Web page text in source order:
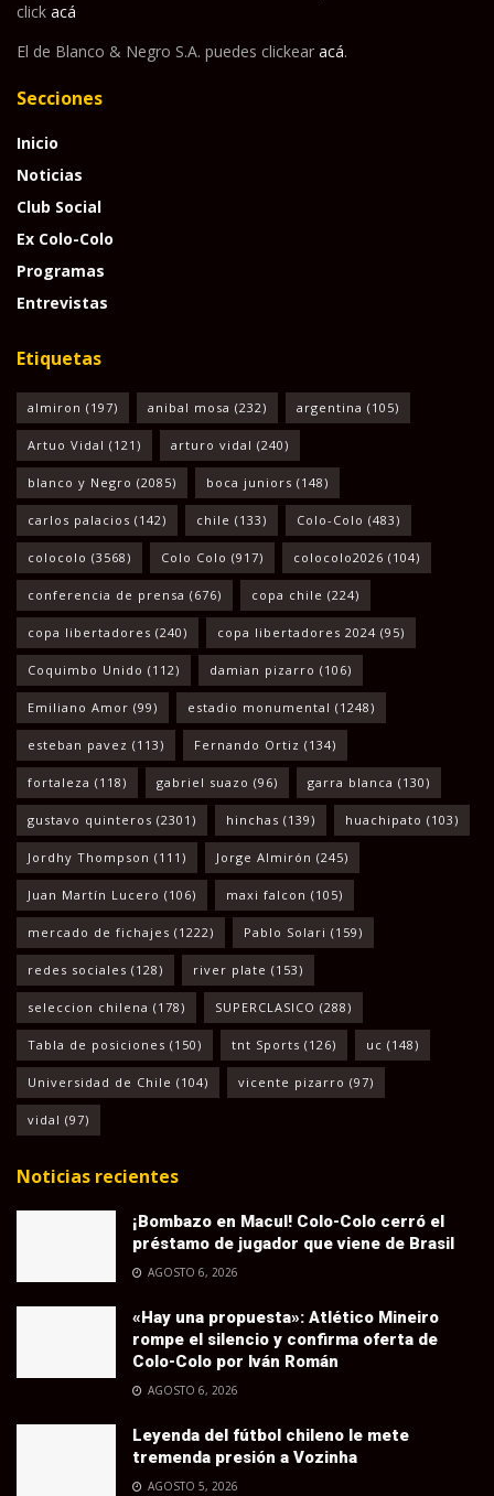
click acá
El de Blanco & Negro S.A. puedes clickear acá.
Secciones
Inicio
Noticias
Club Social
Ex Colo-Colo
Programas
Entrevistas
Etiquetas
almiron (197) anibal mosa (232) argentina (105)
Artuo Vidal (121) arturo vidal (240)
blanco y Negro (2085) boca juniors (148)
carlos palacios (142) chile (133) Colo-Colo (483)
colocolo (3568) Colo Colo (917) colocolo2026 (104)
conferencia de prensa (676) copa chile (224)
copa libertadores (240) copa libertadores 2024 (95)
Coquimbo Unido (112) damian pizarro (106)
Emiliano Amor (99) estadio monumental (1248)
esteban pavez (113) Fernando Ortiz (134)
fortaleza (118) gabriel suazo (96) garra blanca (130)
gustavo quinteros (2301) hinchas (139) huachipato (103)
Jordhy Thompson (111) Jorge Almirón (245)
Juan Martín Lucero (106) maxi falcon (105)
mercado de fichajes (1222) Pablo Solari (159)
redes sociales (128) river plate (153)
seleccion chilena (178) SUPERCLASICO (288)
Tabla de posiciones (150) tnt Sports (126) uc (148)
Universidad de Chile (104) vicente pizarro (97)
vidal (97)
Noticias recientes
¡Bombazo en Macul! Colo-Colo cerró el
préstamo de jugador que viene de Brasil
AGOSTO 6, 2026
«Hay una propuesta»: Atlético Mineiro
rompe el silencio y confirma oferta de
Colo-Colo por Iván Román
AGOSTO 6, 2026
Leyenda del fútbol chileno le mete
tremenda presión a Vozinha
AGOSTO 5, 2026